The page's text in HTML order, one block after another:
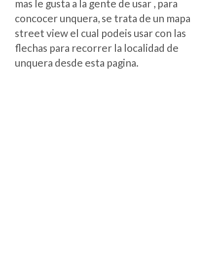
mas le gusta a la gente de usar , para
concocer unquera, se trata de un mapa
street view el cual podeis usar con las
flechas para recorrer la localidad de
unquera desde esta pagina.